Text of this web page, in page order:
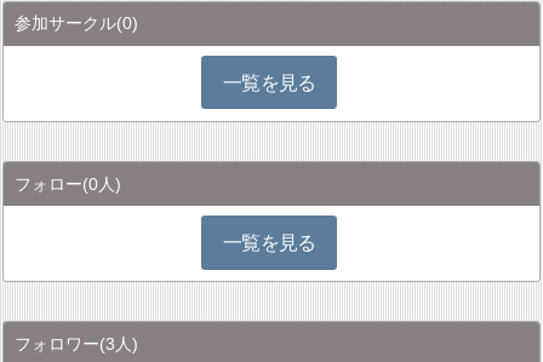
参加サークル(0)
一覧を見る
フォロー(0人)
一覧を見る
フォロワー(3人)